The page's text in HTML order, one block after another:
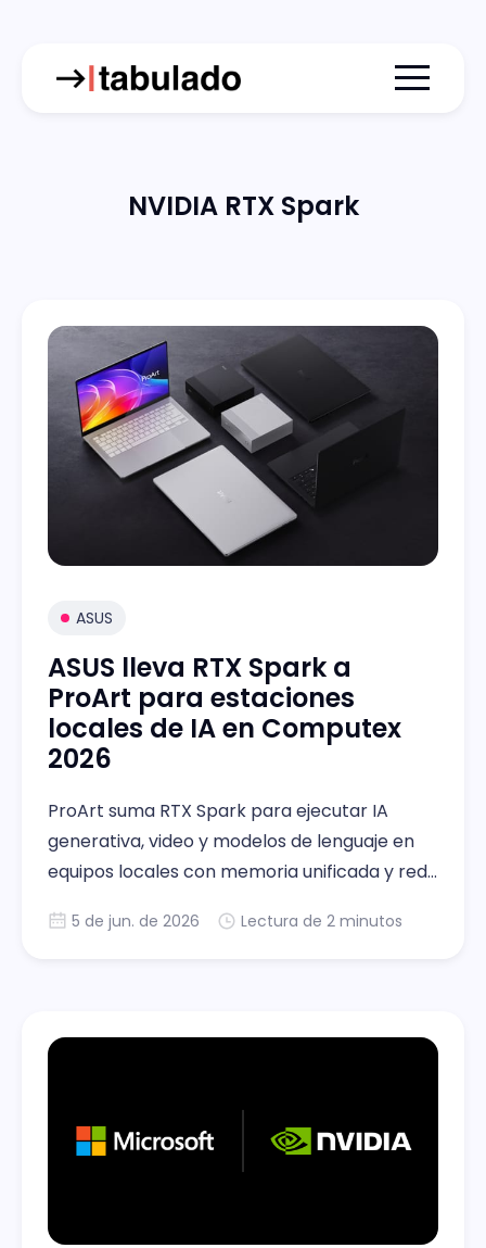
Menu
NVIDIA RTX Spark
ASUS
ASUS lleva RTX Spark a
ProArt para estaciones
locales de IA en Computex
2026
ProArt suma RTX Spark para ejecutar IA
generativa, video y modelos de lenguaje en
equipos locales con memoria unificada y red
5 de jun. de 2026 Lectura de 2 minutos